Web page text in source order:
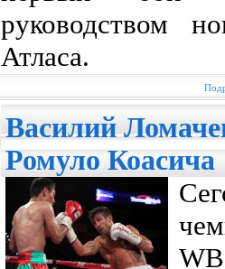
руководством
Атласа.
Василий
Ромуло Коасича